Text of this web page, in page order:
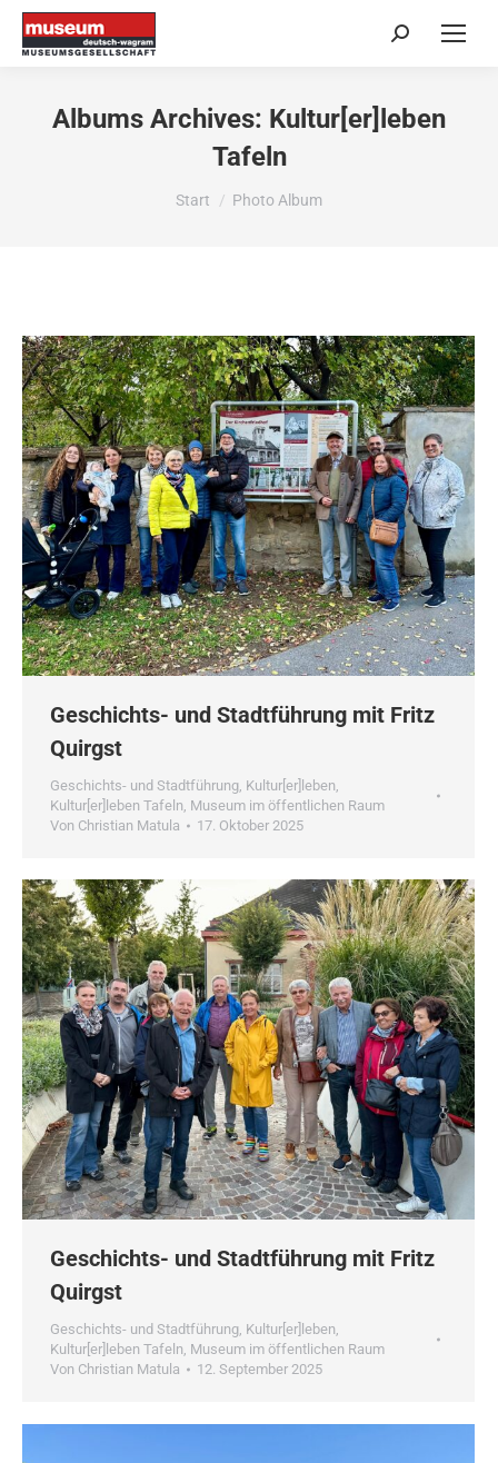
Search:
Albums Archives: Kultur[er]leben
Tafeln
Sie befinden sich hier:
Start Photo Album
Geschichts- und Stadtführung mit Fritz
Quirgst
Geschichts- und Stadtführung Kultur[er]leben
Kultur[er]leben Tafeln Museum im öffentlichen Raum
Von Christian Matula 17. Oktober 2025
Geschichts- und Stadtführung mit Fritz
Quirgst
Geschichts- und Stadtführung Kultur[er]leben
Kultur[er]leben Tafeln Museum im öffentlichen Raum
Von Christian Matula 12. September 2025